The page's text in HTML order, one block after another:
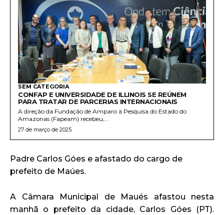
SEM CATEGORIA
CONFAP E UNIVERSIDADE DE ILLINOIS SE REÚNEM
PARA TRATAR DE PARCERIAS INTERNACIONAIS
A direção da Fundação de Amparo à Pesquisa do Estado do
Amazonas (Fapeam) recebeu,...
27 de março de 2025
Padre Carlos Góes e afastado do cargo de
prefeito de Maúes.
A Câmara Municipal de Maués afastou nesta
manhã o prefeito da cidade, Carlos Góes (PT).